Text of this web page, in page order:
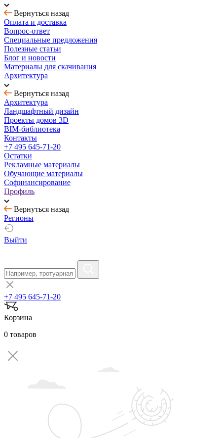
Вернуться назад
Оплата и доставка
Вопрос-ответ
Специальные предложения
Полезные статьи
Блог и новости
Материалы для скачивания
Архитектура
Вернуться назад
Архитектура
Ландшафтный дизайн
Проекты домов 3D
BIM-библиотека
Контакты
+7 495 645-71-20
Остатки
Рекламные материалы
Обучающие материалы
Софинансирование
Профиль
Вернуться назад
Регионы
Выйти
+7 495 645-71-20
Корзина
0 товаров